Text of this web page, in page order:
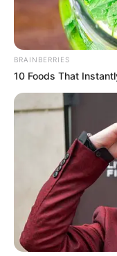
POR: EL
DE UNA
BRAINBERRIES
10 Foods That